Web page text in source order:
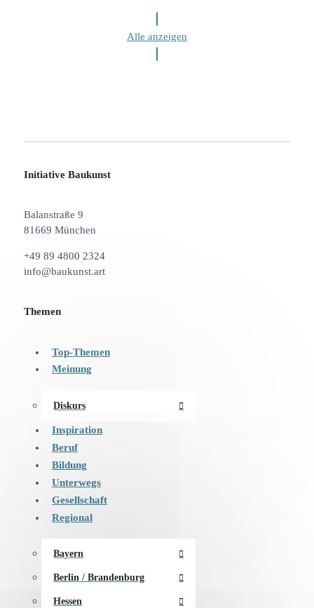
Alle anzeigen
Initiative Baukunst
Balanstraße 9
81669 München
+49 89 4800 2324
info@baukunst.art
Themen
Top-Themen
Meinung
Diskurs
Inspiration
Beruf
Bildung
Unterwegs
Gesellschaft
Regional
Bayern
Berlin / Brandenburg
Hessen